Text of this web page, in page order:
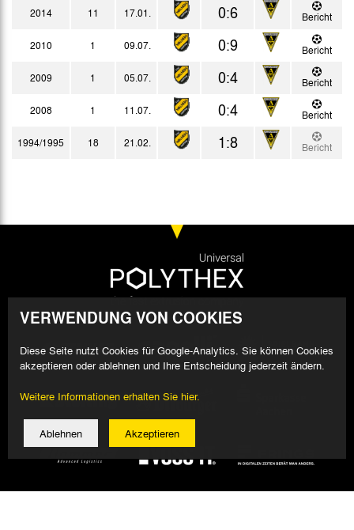
2014 11 17.01. 0:6
Bericht
2010
1 09.07. 0:9
Bericht
2009
1 05.07. 0:4
Bericht
2008
1 11.07. 0:4
Bericht
1994/1995
18 21.02. 1:8 Bericht
VERWENDUNG VON COOKIES
Diese Seite nutzt Cookies für Google-Analytics. Sie können Cookies
akzeptieren oder ablehnen und Ihre Entscheidung jederzeit ändern.
Weitere Informationen erhalten Sie hier.
Ablehnen Akzeptieren